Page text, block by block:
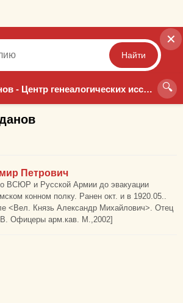
Йорданов - Центр генеалогических исследований 🔍
✕
Найти
Точный Неточный
Петрович
ВСЮР и Русской Армии до эвакуации
конном полку. Ранен окт. и в 1920.05..
<Вел. Князь Александр Михайлович>. Отец
Офицеры арм.кав. М.,2002]